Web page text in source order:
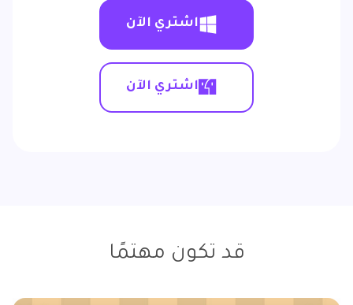
اشتري الآن
اشتري الآن
قد تكون مهتمًا